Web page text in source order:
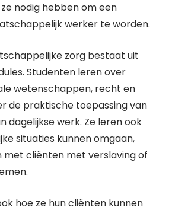
nodig hebben om een
werker te worden.
zorg bestaat uit
Studenten leren over
wetenschappen, recht en
de praktische toepassing van
dagelijkse werk. Ze leren ook
situaties kunnen omgaan,
met cliënten met verslaving of
hoe ze hun cliënten kunnen